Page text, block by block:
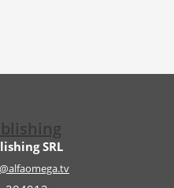
SRL